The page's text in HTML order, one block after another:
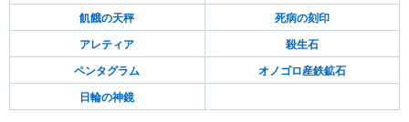
飢餓の天秤 死病の刻印
アレティア 殺生石
ペンタグラム オノゴロ産鉄鉱石
日輪の神鏡